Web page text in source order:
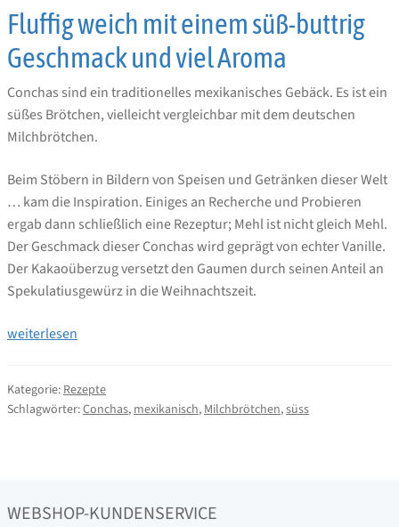
Fluffig weich mit einem süß-buttrig
Geschmack und viel Aroma
Conchas sind ein traditionelles mexikanisches Gebäck. Es ist ein
süßes Brötchen, vielleicht vergleichbar mit dem deutschen
Milchbrötchen.
Beim Stöbern in Bildern von Speisen und Getränken dieser Welt
… kam die Inspiration. Einiges an Recherche und Probieren
ergab dann schließlich eine Rezeptur; Mehl ist nicht gleich Mehl.
Der Geschmack dieser Conchas wird geprägt von echter Vanille.
Der Kakaoüberzug versetzt den Gaumen durch seinen Anteil an
Spekulatiusgewürz in die Weihnachtszeit.
Conchas
weiterlesen
Kategorie:Rezepte
Schlagwörter:Conchas,mexikanisch,Milchbrötchen,süss
WEBSHOP-KUNDENSERVICE